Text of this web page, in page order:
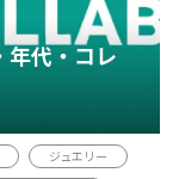
年代・コレ
ジュエリー